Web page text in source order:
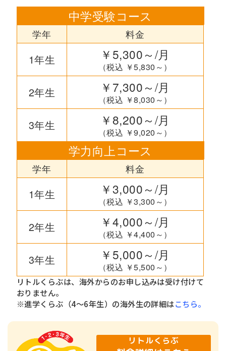
中学受験コース
学年 料金
1年生 ￥5,300～/月
（税込 ￥5,830～）
2年生 ￥7,300～/月
（税込 ￥8,030～）
3年生 ￥8,200～/月
（税込 ￥9,020～）
学力向上コース
学年 料金
1年生 ￥3,000～/月
（税込 ￥3,300～）
2年生 ￥4,000～/月
（税込 ￥4,400～）
3年生 ￥5,000～/月
（税込 ￥5,500～）
リトルくらぶは、海外からのお申し込みは受け付けて
おりません。
※進学くらぶ（4～6年生）の海外生の詳細はこちら。
リトルくらぶ